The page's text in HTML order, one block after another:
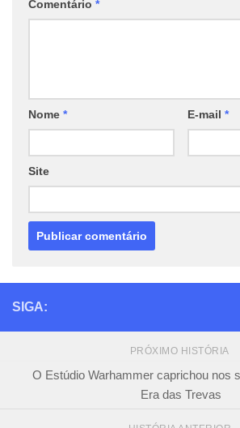
Comentário *
Nome * E-mail *
Site
SIGA:
PRÓXIMO HISTÓRIA
O Estúdio Warhammer caprichou nos
Era das Trevas